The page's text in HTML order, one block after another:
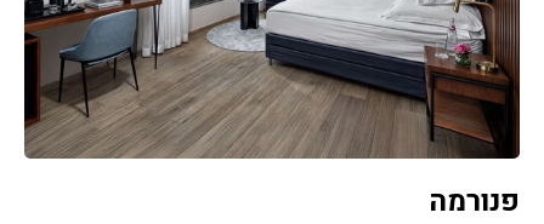
פנורמה